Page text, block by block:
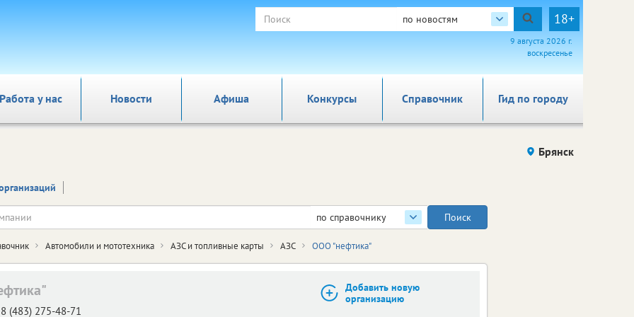
по новостям 18+
9 августа 2026 г.
воскресенье
у нас Новости Афиша Справочник Гид по городу
Конкурсы
Брянск
по справочнику
Автомобили и мототехника АЗС и топливные карты АЗС ООО "нефтика"
(483) 275-48-71
Добавить новую
организацию